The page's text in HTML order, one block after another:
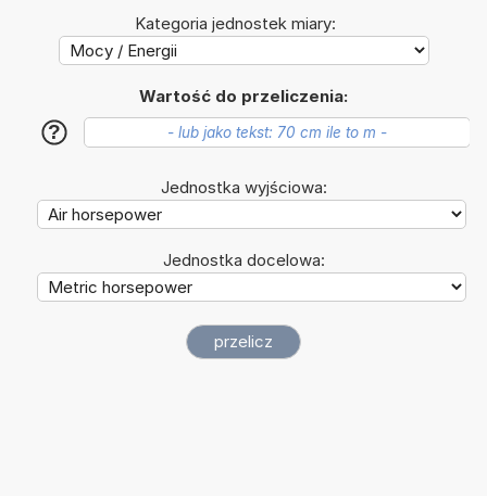
Kategoria jednostek miary:
Wartość do przeliczenia:
?
Jednostka wyjściowa:
Jednostka docelowa: